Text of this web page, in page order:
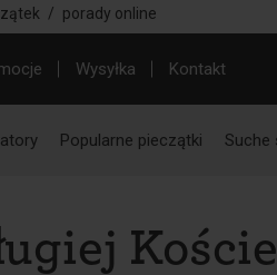
/ porady online
Wysyłka Kontakt
Popularne pieczątki Suche